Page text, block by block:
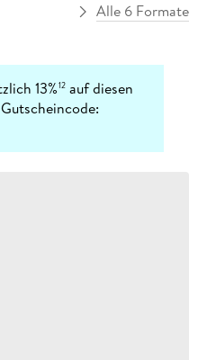
Alle 6 Formate
13%12 auf diesen